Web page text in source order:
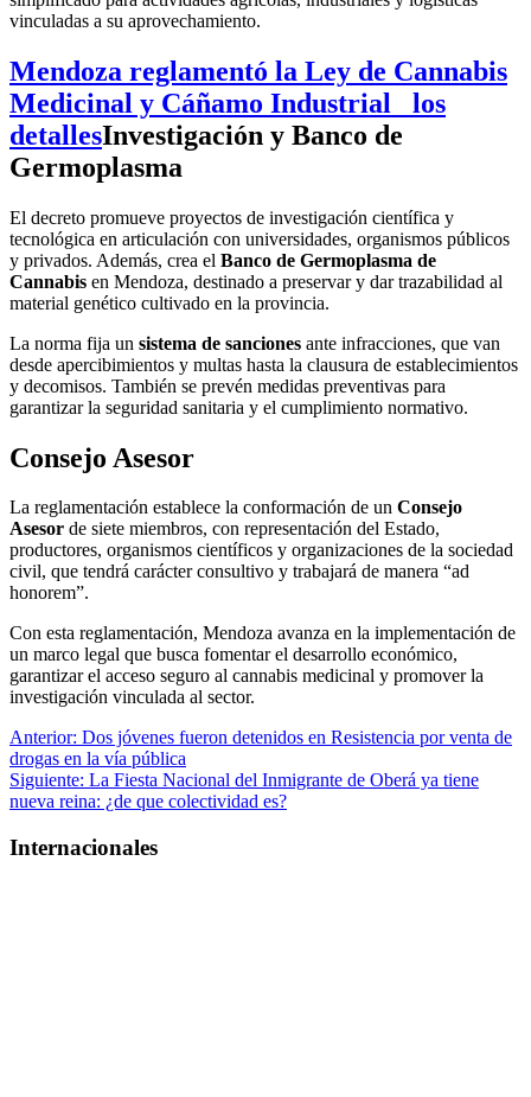
vinculadas a su aprovechamiento.
Mendoza reglamentó la Ley de Cannabis
Medicinal y Cáñamo Industrial_ los
detallesInvestigación y Banco de
Germoplasma
El decreto promueve proyectos de investigación científica y
tecnológica en articulación con universidades, organismos públicos
y privados. Además, crea el Banco de Germoplasma de
Cannabis en Mendoza, destinado a preservar y dar trazabilidad al
material genético cultivado en la provincia.
La norma fija un sistema de sanciones ante infracciones, que van
desde apercibimientos y multas hasta la clausura de establecimientos
y decomisos. También se prevén medidas preventivas para
garantizar la seguridad sanitaria y el cumplimiento normativo.
Consejo Asesor
La reglamentación establece la conformación de un Consejo
Asesor de siete miembros, con representación del Estado,
productores, organismos científicos y organizaciones de la sociedad
civil, que tendrá carácter consultivo y trabajará de manera “ad
honorem”.
Con esta reglamentación, Mendoza avanza en la implementación de
un marco legal que busca fomentar el desarrollo económico,
garantizar el acceso seguro al cannabis medicinal y promover la
investigación vinculada al sector.
Navegación
de
entradas
Anterior: Dos jóvenes fueron detenidos en Resistencia por venta de
drogas en la vía pública
Siguiente: La Fiesta Nacional del Inmigrante de Oberá ya tiene
nueva reina: ¿de que colectividad es?
Internacionales